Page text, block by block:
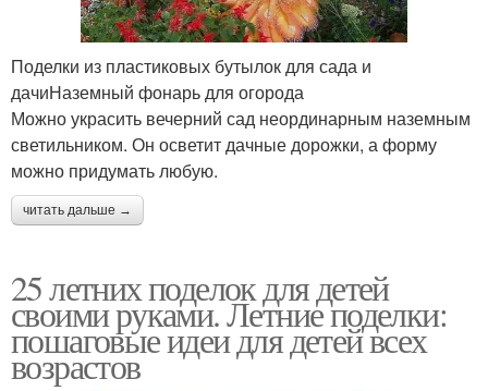
Поделки из пластиковых бутылок для сада и
дачиНаземный фонарь для огорода
Можно украсить вечерний сад неординарным наземным
светильником. Он осветит дачные дорожки, а форму
можно придумать любую.
читать дальше →
25 летних поделок для детей
своими руками. Летние поделки:
пошаговые идеи для детей всех
возрастов